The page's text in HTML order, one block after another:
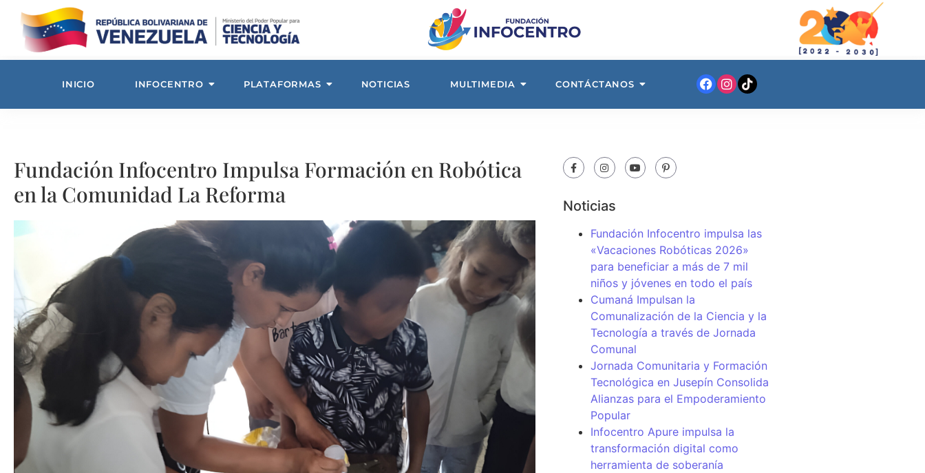
INICIO INFOCENTRO PLATAFORMAS NOTICIAS MULTIMEDIA CONTÁCTANOS
Fundación Infocentro Impulsa Formación en Robótica
en la Comunidad La Reforma
Noticias
Fundación Infocentro impulsa las
«Vacaciones Robóticas 2026»
para beneficiar a más de 7 mil
niños y jóvenes en todo el país
Cumaná Impulsan la
Comunalización de la Ciencia y la
Tecnología a través de Jornada
Comunal
Jornada Comunitaria y Formación
Tecnológica en Jusepín Consolida
Alianzas para el Empoderamiento
Popular
Infocentro Apure impulsa la
transformación digital como
herramienta de soberanía